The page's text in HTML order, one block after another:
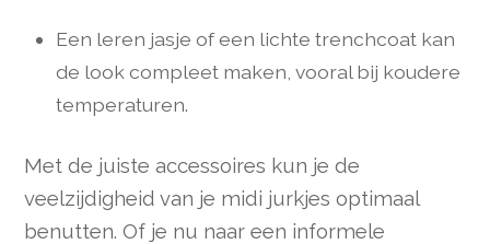
Een leren jasje of een lichte trenchcoat kan
de look compleet maken, vooral bij koudere
temperaturen.
Met de juiste accessoires kun je de
veelzijdigheid van je midi jurkjes optimaal
benutten. Of je nu naar een informele